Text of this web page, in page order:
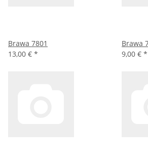
Brawa 7801
13,00 € *
Brawa
9,00 € *